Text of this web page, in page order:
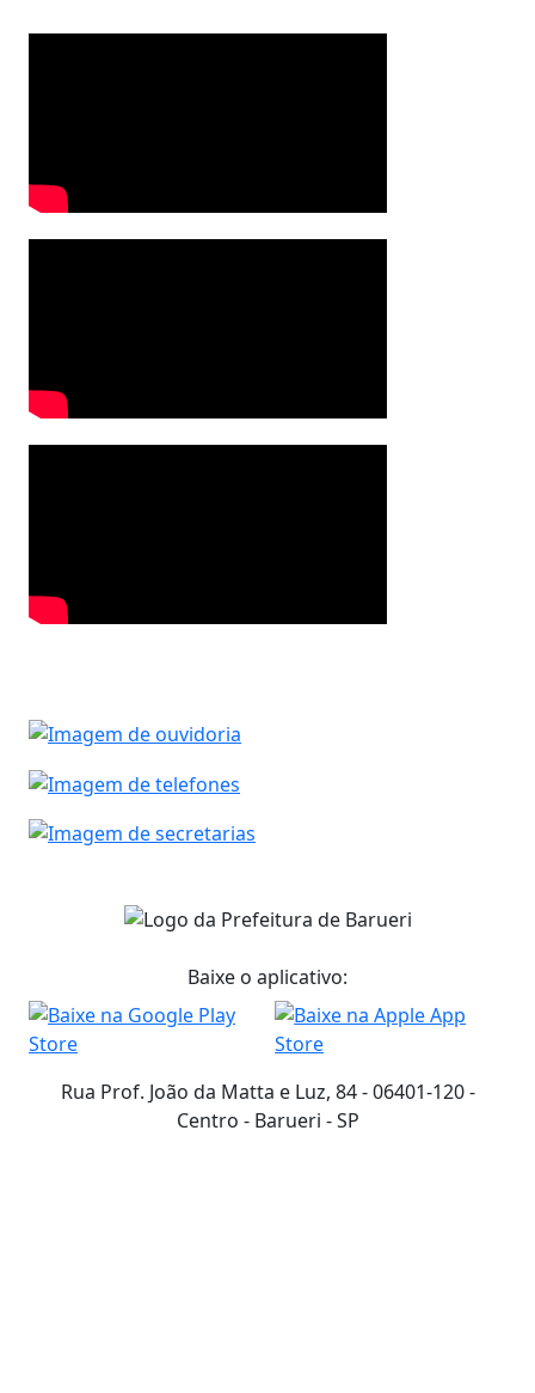
Baixe o aplicativo:
Rua Prof. João da Matta e Luz, 84 - 06401-120 -
Centro - Barueri - SP